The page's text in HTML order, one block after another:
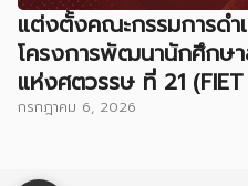
แต่งตั้งคณะกรรมการดำ
โครงการพัฒนานักศึกษ
แห่งศตวรรษ ที่ 21
กรกฎาคม 6, 2026